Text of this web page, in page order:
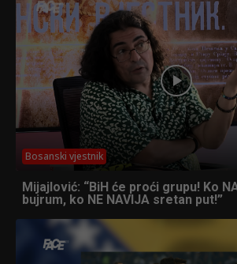
Bosanski vjestnik
Mijajlović: “BiH će proći grupu! Ko
bujrum, ko NE NAVIJA sretan put!”